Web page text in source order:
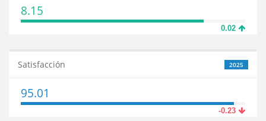
8.15
0.02
2025
Satisfacción
95.01
-0.23